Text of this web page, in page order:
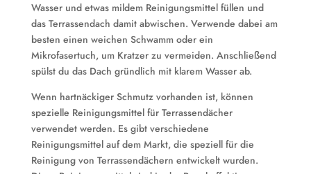
Wasser und etwas mildem Reinigungsmittel füllen und
das Terrassendach damit abwischen. Verwende dabei am
besten einen weichen Schwamm oder ein
Mikrofasertuch, um Kratzer zu vermeiden. Anschließend
spülst du das Dach gründlich mit klarem Wasser ab.
Wenn hartnäckiger Schmutz vorhanden ist, können
spezielle Reinigungsmittel für Terrassendächer
verwendet werden. Es gibt verschiedene
Reinigungsmittel auf dem Markt, die speziell für die
Reinigung von Terrassendächern entwickelt wurden.